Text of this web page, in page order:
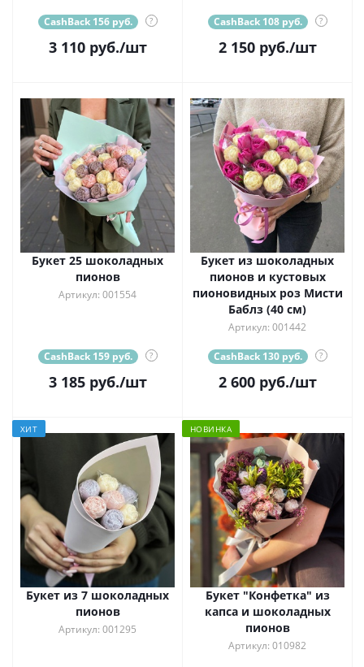
CashBack 156 руб. ?
3 110руб./шт
CashBack 108 руб. ?
2 150руб./шт
Букет 25 шоколадных
пионов
Артикул: 001554
CashBack 159 руб. ?
3 185руб./шт
Букет из шоколадных
пионов и кустовых
пионовидных роз Мисти
Баблз (40 см)
Артикул: 001442
CashBack 130 руб. ?
2 600руб./шт
ХИТ
Букет из 7 шоколадных
пионов
Артикул: 001295
НОВИНКА
Букет "Конфетка" из
капса и шоколадных
пионов
Артикул: 010982